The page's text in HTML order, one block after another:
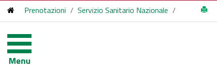
Prenotazioni / Servizio Sanitario Nazionale /
Menu